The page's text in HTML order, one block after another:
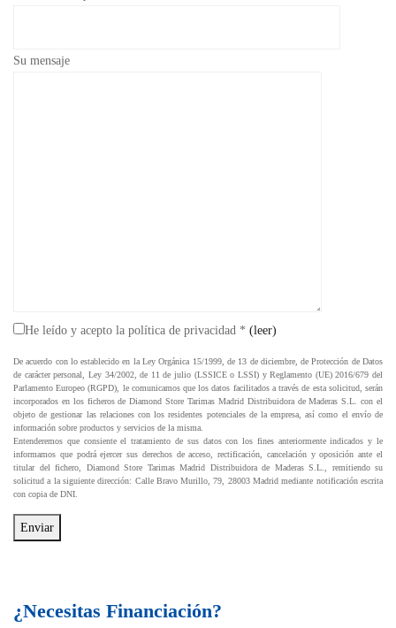
Su mensaje
He leído y acepto la política de privacidad * (leer)
De acuerdo con lo establecido en la Ley Orgánica 15/1999, de 13 de diciembre, de Protección de Datos
de carácter personal, Ley 34/2002, de 11 de julio (LSSICE o LSSI) y Reglamento (UE) 2016/679 del
Parlamento Europeo (RGPD), le comunicamos que los datos facilitados a través de esta solicitud, serán
incorporados en los ficheros de Diamond Store Tarimas Madrid Distribuidora de Maderas S.L. con el
objeto de gestionar las relaciones con los residentes potenciales de la empresa, así como el envío de
información sobre productos y servicios de la misma.
Entenderemos que consiente el tratamiento de sus datos con los fines anteriormente indicados y le
informamos que podrá ejercer sus derechos de acceso, rectificación, cancelación y oposición ante el
titular del fichero, Diamond Store Tarimas Madrid Distribuidora de Maderas S.L., remitiendo su
solicitud a la siguiente dirección: Calle Bravo Murillo, 79, 28003 Madrid mediante notificación escrita
con copia de DNI.
Enviar
¿Necesitas Financiación?